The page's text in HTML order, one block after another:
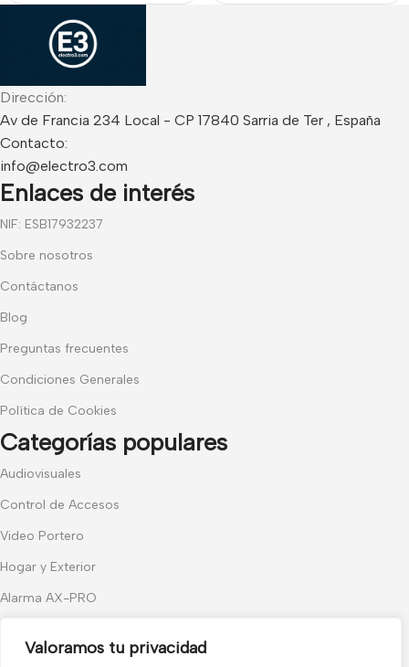
Valoramos tu privacidad
Dirección:
Av de Francia 234 Local - CP 17840 Sarria de Ter , España
Contacto:
info@electro3.com
Enlaces de interés
NIF: ESB17932237
Sobre nosotros
Contáctanos
Blog
Preguntas frecuentes
Condiciones Generales
Política de Cookies
Categorías populares
Audiovisuales
Control de Accesos
Video Portero
Hogar y Exterior
Alarma AX-PRO
Únete a nuestras novedades